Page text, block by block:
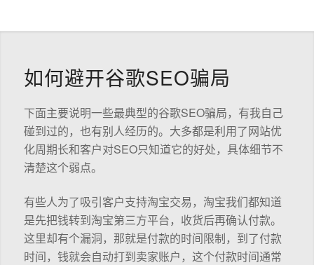
如何避开谷歌SEO骗局
下面主要说明一些最典型的谷歌SEO骗局，有我自己
碰到过的，也有别人经历的。大多都是利用了网站优
化周期长和客户对SEO只知道它的好处，具体细节不
清楚这个弱点。
有些人为了吸引客户支持淘宝交易，淘宝我们都知道
是先把钱转到淘宝第三方平台，收货后再确认付款。
这里却有个漏洞，那就是付款的时间限制，到了付款
时间，钱就会自动打到卖家账户，这个付款时间通常